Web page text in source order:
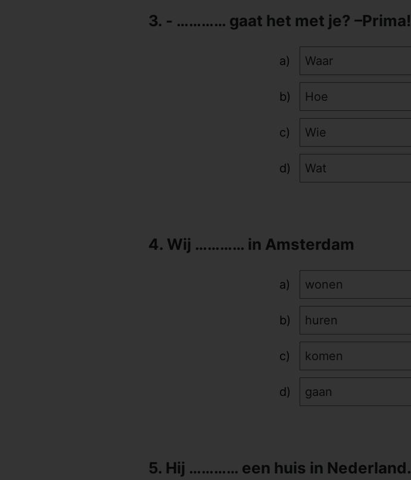
3. - ………… gaat het met je? –Prima!
Waar
Hoe
Wie
Wat
4. Wij ………… in Amsterdam
wonen
huren
komen
gaan
5. Hij ………… een huis in Nederland.